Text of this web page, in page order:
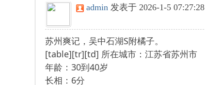
admin 发表于 2026-1-5 07:27:28
苏州爽记，吴中石湖S附橘子。
[table][tr][td] 所在城市：江苏省苏州市
年龄：30到40岁
长相：6分